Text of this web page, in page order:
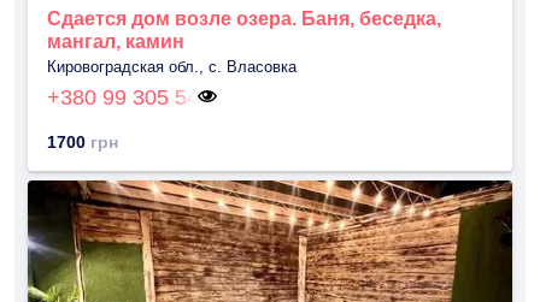
Сдается дом возле озера. Баня, беседка,
мангал, камин
Кировоградская обл., с. Власовка
+380 99 305 54
1700 грн